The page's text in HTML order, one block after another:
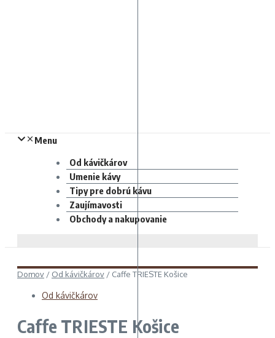
Menu
Od kávičkárov
Umenie kávy
Tipy pre dobrú kávu
Zaujímavosti
Obchody a nakupovanie
Domov / Od kávičkárov / Caffe TRIESTE Košice
Od kávičkárov
Caffe TRIESTE Košice